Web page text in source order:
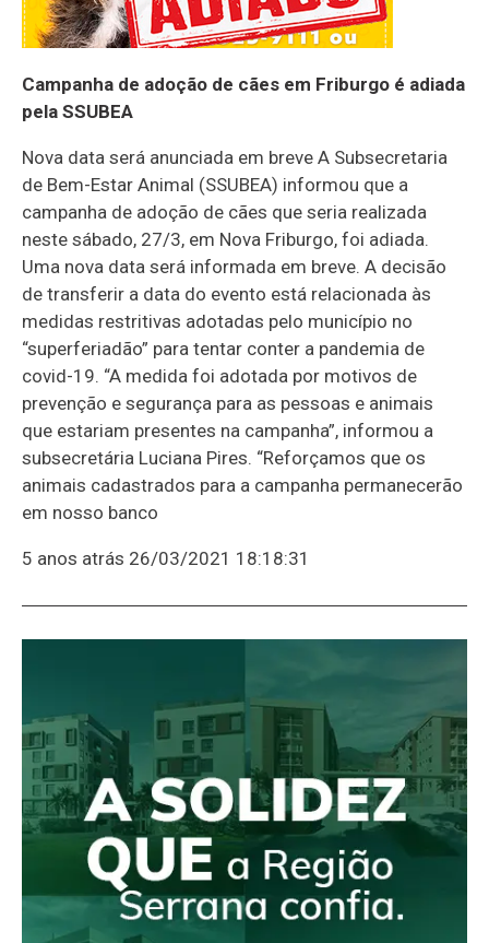
Campanha de adoção de cães em Friburgo é adiada
pela SSUBEA
Nova data será anunciada em breve A Subsecretaria
de Bem-Estar Animal (SSUBEA) informou que a
campanha de adoção de cães que seria realizada
neste sábado, 27/3, em Nova Friburgo, foi adiada.
Uma nova data será informada em breve. A decisão
de transferir a data do evento está relacionada às
medidas restritivas adotadas pelo município no
“superferiadão” para tentar conter a pandemia de
covid-19. “A medida foi adotada por motivos de
prevenção e segurança para as pessoas e animais
que estariam presentes na campanha”, informou a
subsecretária Luciana Pires. “Reforçamos que os
animais cadastrados para a campanha permanecerão
em nosso banco
5 anos atrás 26/03/2021 18:18:31